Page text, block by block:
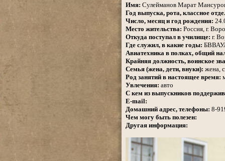
Имя: Сулейманов Марат
Год выпуска, рота, классное
Число, месяц и год рождения:
Место жительства: Россия, г.
Откуда поступал в училище: г.
Где служил, в какие годы:
Авиатехника в полках, общий
Крайняя должность, воинское
Семья (жена, дети, внуки): жена,
Род занятий в настоящее время:
Увлечения: авто
С кем из выпускников
E-mail:
Домашний адрес, телефоны: 8-
Чем могу быть полезен:
Другая информация: